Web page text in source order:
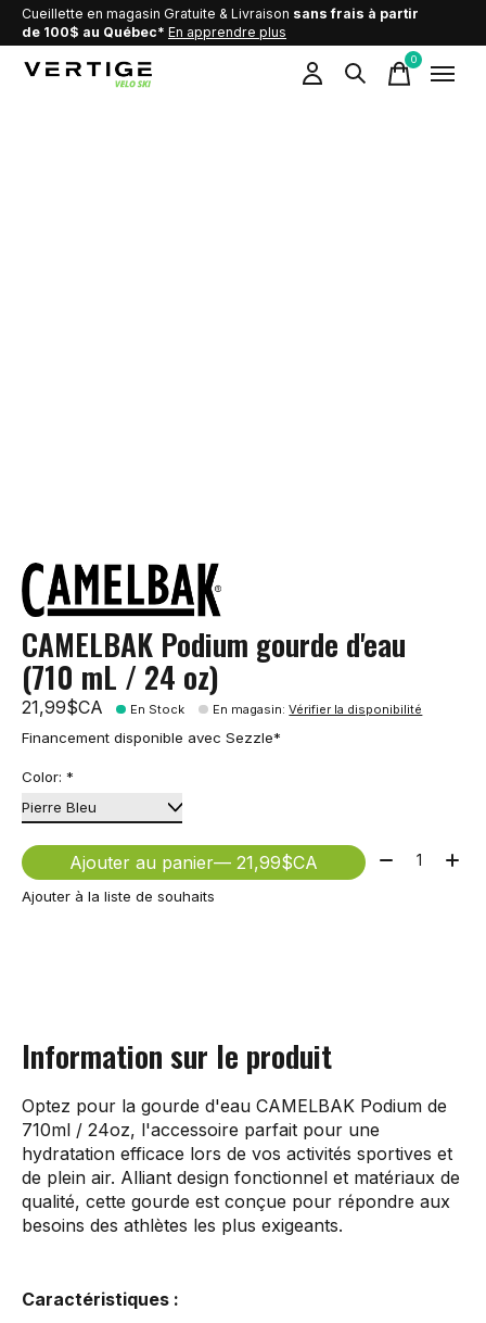
Cueillette en magasin Gratuite & Livraison sans frais à partir
de 100$ au Québec* En apprendre plus
0items
CAMELBAK Podium gourde d'eau
(710 mL / 24 oz)
21,99$CA En Stock En magasin:Vérifier la disponibilité
Financement disponible avec Sezzle*
Color: *
Ajouter au panier — 21,99$CA Quantité:
Ajouter à la liste de souhaits
Information sur le produit
Optez pour la gourde d'eau CAMELBAK Podium de
710ml / 24oz, l'accessoire parfait pour une
hydratation efficace lors de vos activités sportives et
de plein air. Alliant design fonctionnel et matériaux de
qualité, cette gourde est conçue pour répondre aux
besoins des athlètes les plus exigeants.
Caractéristiques :